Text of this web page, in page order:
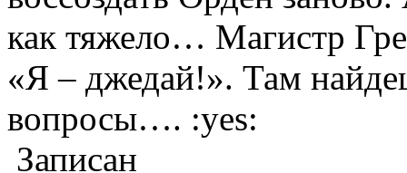
как тяжело… Магистр
«Я – джедай!». Там
вопросы…. :yes:
Записан